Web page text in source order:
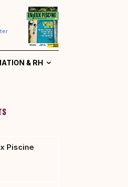
& RH
Piscine